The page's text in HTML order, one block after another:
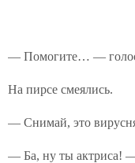
— Помогите… — голос
На пирсе смеялись.
— Снимай, это
— Ба, ну ты актриса!